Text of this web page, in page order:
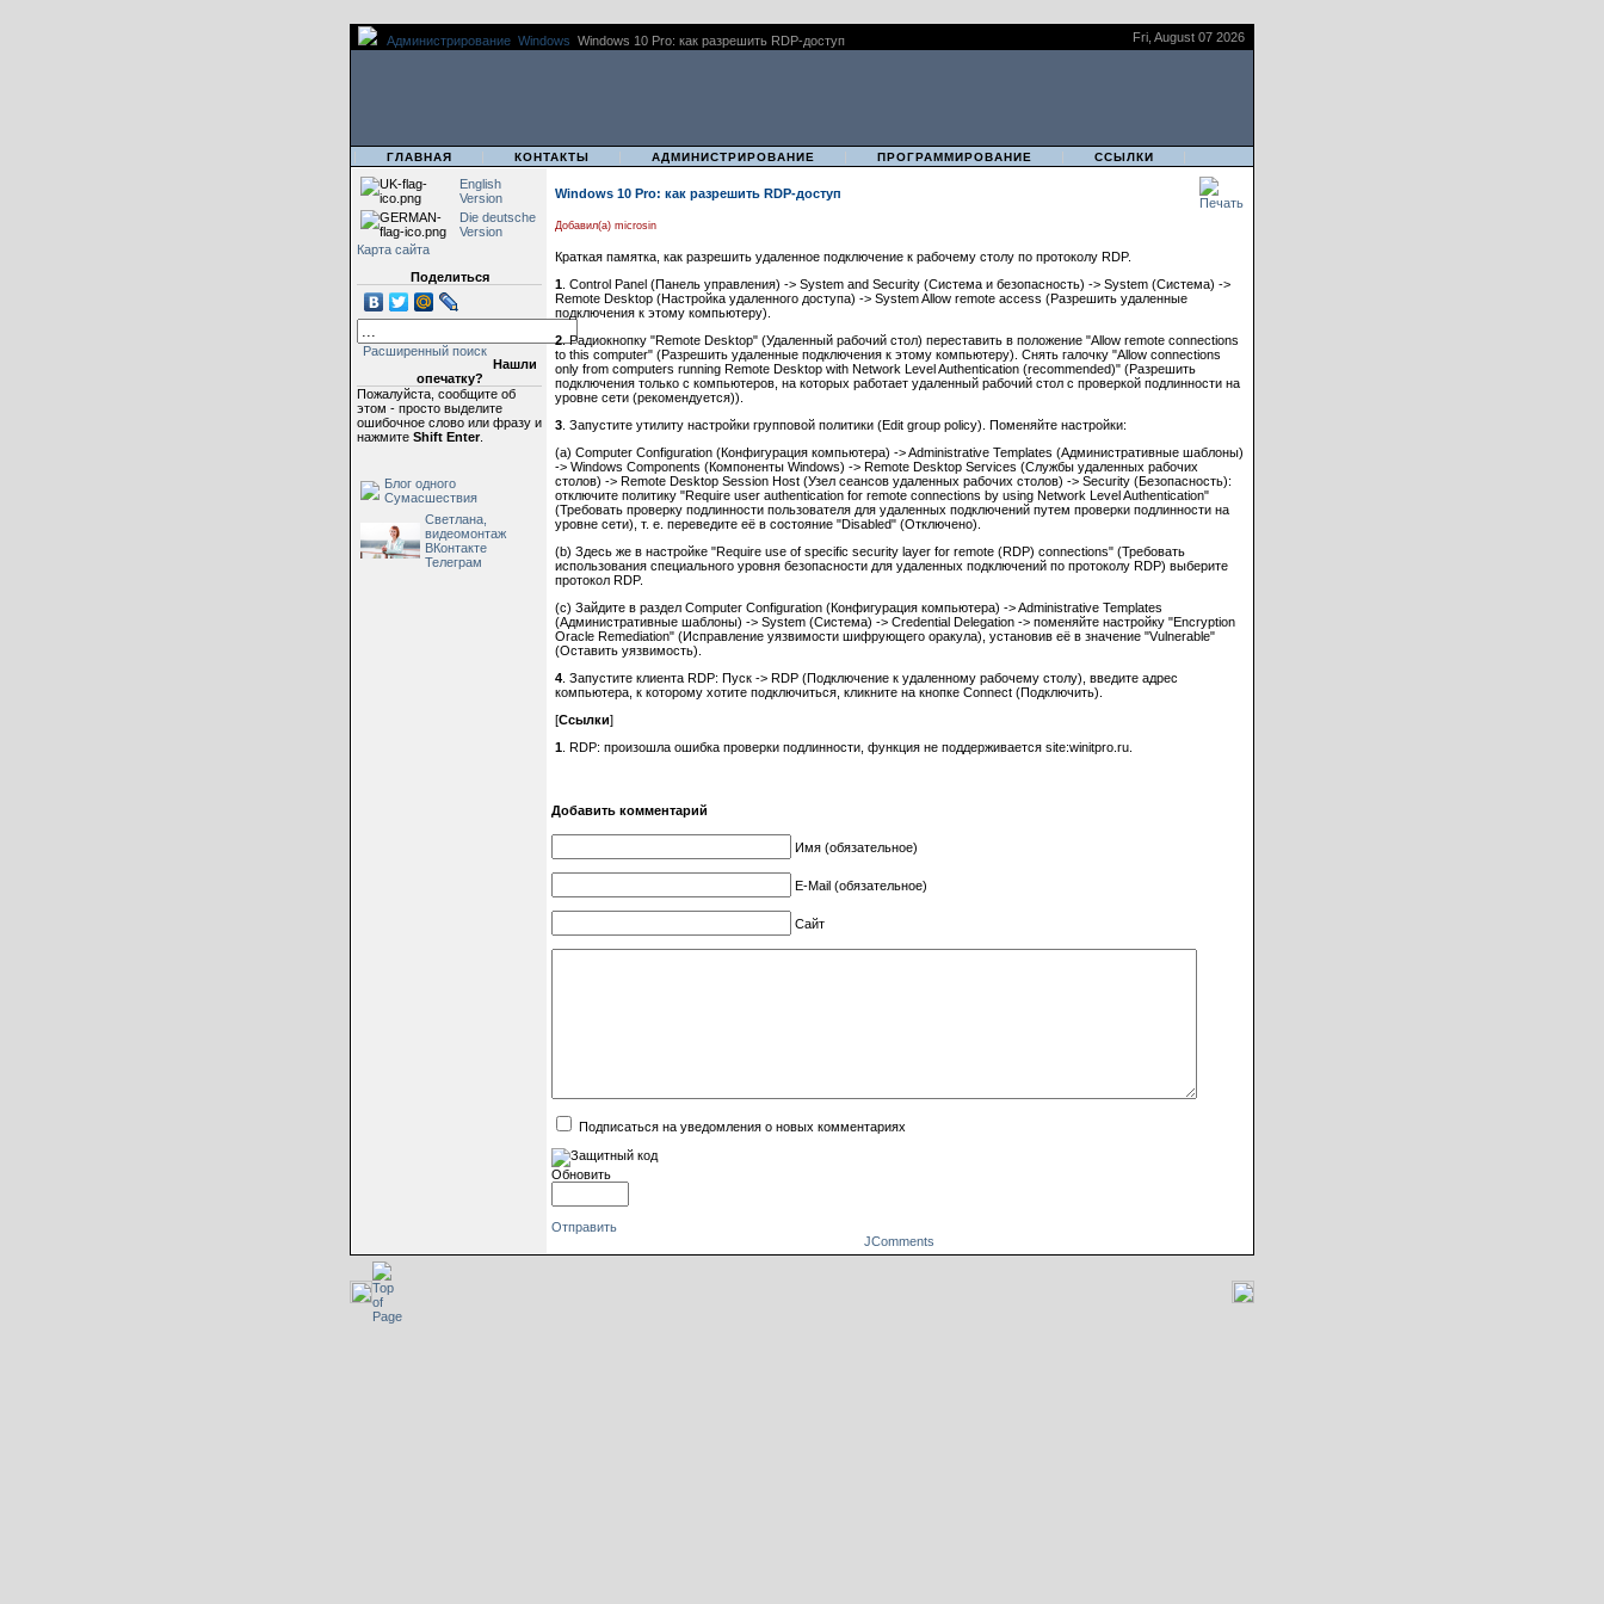
Администрирование Windows Windows 10 Pro: как разрешить RDP-доступ Fri, August 07 2026
| ГЛАВНАЯ | КОНТАКТЫ | АДМИНИСТРИРОВАНИЕ | ПРОГРАММИРОВАНИЕ | ССЫЛКИ
|
English
Version
Die deutsche
Version
Карта сайта
Поделиться
Расширенный поиск
Нашли
опечатку?
Пожалуйста, сообщите об
этом - просто выделите
ошибочное слово или фразу и
нажмите Shift Enter.
Блог одного
Сумасшествия
Светлана,
видеомонтаж
ВКонтакте
Телеграм
Windows 10 Pro: как разрешить RDP-доступ
Добавил(а) microsin
Краткая памятка, как разрешить удаленное подключение к рабочему столу по протоколу RDP.
1 . Control Panel (Панель управления) -> System and Security (Система и безопасность) -> System (Система) ->
Remote Desktop (Настройка удаленного доступа) -> System Allow remote access (Разрешить удаленные
подключения к этому компьютеру).
2. Радиокнопку "Remote Desktop" (Удаленный рабочий стол) переставить в положение "Allow remote connections
to this computer" (Разрешить удаленные подключения к этому компьютеру). Снять галочку "Allow connections
only from computers running Remote Desktop with Network Level Authentication (recommended)" (Разрешить
подключения только с компьютеров, на которых работает удаленный рабочий стол с проверкой подлинности на
уровне сети (рекомендуется)).
3 . Запустите утилиту настройки групповой политики (Edit group policy). Поменяйте настройки:
(a) Computer Configuration (Конфигурация компьютера) -> Administrative Templates (Административные шаблоны)
-> Windows Components (Компоненты Windows) -> Remote Desktop Services (Службы удаленных рабочих
столов) -> Remote Desktop Session Host (Узел сеансов удаленных рабочих столов) -> Security (Безопасность):
отключите политику "Require user authentication for remote connections by using Network Level Authentication"
(Требовать проверку подлинности пользователя для удаленных подключений путем проверки подлинности на
уровне сети), т. е. переведите её в состояние "Disabled" (Отключено).
(b) Здесь же в настройке "Require use of specific security layer for remote (RDP) connections" (Требовать
использования специального уровня безопасности для удаленных подключений по протоколу RDP) выберите
протокол RDP.
(c) Зайдите в раздел Computer Configuration (Конфигурация компьютера) -> Administrative Templates
(Административные шаблоны) -> System (Система) -> Credential Delegation -> поменяйте настройку "Encryption
Oracle Remediation" (Исправление уязвимости шифрующего оракула), установив её в значение "Vulnerable"
(Оставить уязвимость).
4 . Запустите клиента RDP: Пуск -> RDP (Подключение к удаленному рабочему столу), введите адрес
компьютера, к которому хотите подключиться, кликните на кнопке Connect (Подключить).
[Ссылки]
1 . RDP: произошла ошибка проверки подлинности, функция не поддерживается site:winitpro.ru.
Добавить комментарий
Имя (обязательное)
E-Mail (обязательное)
Сайт
Подписаться на уведомления о новых комментариях
Обновить
Отправить
JComments